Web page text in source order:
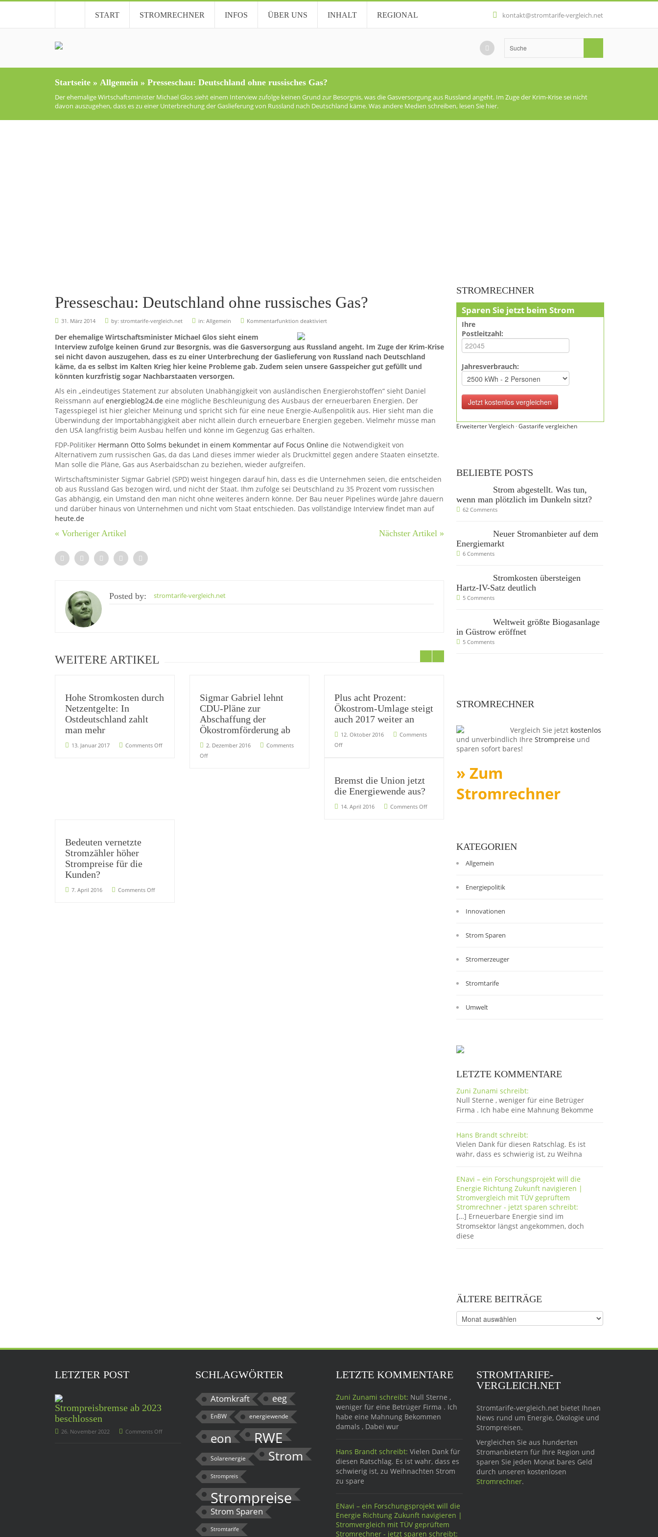
START STROMRECHNER INFOS ÜBER UNS INHALT REGIONAL kontakt@stromtarife-vergleich.net
Startseite » Allgemein » Presseschau: Deutschland ohne russisches Gas?
Der ehemalige Wirtschaftsminister Michael Glos sieht einem Interview zufolge keinen Grund zur Besorgnis, was die Gasversorgung aus Russland angeht. Im Zuge der Krim-Krise sei nicht
davon auszugehen, dass es zu einer Unterbrechung der Gaslieferung von Russland nach Deutschland käme. Was andere Medien schreiben, lesen Sie hier.
Presseschau: Deutschland ohne russisches Gas?
31. März 2014 by: stromtarife-vergleich.net in: Allgemein Kommentarfunktion deaktiviert
Der ehemalige Wirtschaftsminister Michael Glos sieht einem
Interview zufolge keinen Grund zur Besorgnis, was die Gasversorgung aus Russland angeht. Im Zuge der Krim-Krise
sei nicht davon auszugehen, dass es zu einer Unterbrechung der Gaslieferung von Russland nach Deutschland
käme, da es selbst im Kalten Krieg hier keine Probleme gab. Zudem seien unsere Gasspeicher gut gefüllt und
könnten kurzfristig sogar Nachbarstaaten versorgen.
Als ein „eindeutiges Statement zur absoluten Unabhängigkeit von ausländischen Energierohstoffen“ sieht Daniel
Reissmann aufenergieblog24.de eine mögliche Beschleunigung des Ausbaus der erneuerbaren Energien. Der
Tagesspiegel ist hier gleicher Meinung und spricht sich für eine neue Energie-Außenpolitik aus. Hier sieht man die
Überwindung der Importabhängigkeit aber nicht allein durch erneuerbare Energien gegeben. Vielmehr müsse man
den USA langfristig beim Ausbau helfen und könne im Gegenzug Gas erhalten.
FDP-Politiker Hermann Otto Solms bekundet in einem Kommentar auf Focus Online die Notwendigkeit von
Alternativem zum russischen Gas, da das Land dieses immer wieder als Druckmittel gegen andere Staaten einsetzte.
Man solle die Pläne, Gas aus Aserbaidschan zu beziehen, wieder aufgreifen.
Wirtschaftsminister Sigmar Gabriel (SPD) weist hingegen darauf hin, dass es die Unternehmen seien, die entscheiden
ob aus Russland Gas bezogen wird, und nicht der Staat. Ihm zufolge sei Deutschland zu 35 Prozent vom russischen
Gas abhängig, ein Umstand den man nicht ohne weiteres ändern könne. Der Bau neuer Pipelines würde Jahre dauern
und darüber hinaus von Unternehmen und nicht vom Staat entschieden. Das vollständige Interview findet man auf
heute.de
« Vorheriger Artikel Nächster Artikel »
Posted by: stromtarife-vergleich.net
WEITERE ARTIKEL
Hohe Stromkosten durch
Netzentgelte: In
Ostdeutschland zahlt
man mehr
13. Januar 2017 Comments Off
Sigmar Gabriel lehnt
CDU-Pläne zur
Abschaffung der
Ökostromförderung ab
2. Dezember 2016
Comments
Off
Plus acht Prozent:
Ökostrom-Umlage steigt
auch 2017 weiter an
12. Oktober 2016
Comments
Off
Bremst die Union jetzt
die Energiewende aus?
14. April 2016 Comments Off
Bedeuten vernetzte
Stromzähler höher
Strompreise für die
Kunden?
7. April 2016 Comments Off
STROMRECHNER
Sparen Sie jetzt beim Strom
Ihre
Postleitzahl:
Jahresverbrauch:
Erweiterter Vergleich ·Gastarife vergleichen
BELIEBTE POSTS
Strom abgestellt. Was tun,
wenn man plötzlich im Dunkeln sitzt?
62 Comments
Neuer Stromanbieter auf dem
Energiemarkt
6 Comments
Stromkosten übersteigen
Hartz-IV-Satz deutlich
5 Comments
Weltweit größte Biogasanlage
in Güstrow eröffnet
5 Comments
STROMRECHNER
Vergleich Sie jetzt kostenlos
und unverbindlich Ihre Strompreise und
sparen sofort bares!
» Zum
Stromrechner
KATEGORIEN
Allgemein
Energiepolitik
Innovationen
Strom Sparen
Stromerzeuger
Stromtarife
Umwelt
LETZTE KOMMENTARE
Zuni Zunami schreibt:
Null Sterne , weniger für eine Betrüger
Firma . Ich habe eine Mahnung Bekomme
Hans Brandt schreibt:
Vielen Dank für diesen Ratschlag. Es ist
wahr, dass es schwierig ist, zu Weihna
ENavi – ein Forschungsprojekt will die
Energie Richtung Zukunft navigieren |
Stromvergleich mit TÜV geprüftem
Stromrechner - jetzt sparen schreibt:
[…] Erneuerbare Energie sind im
Stromsektor längst angekommen, doch
diese
ÄLTERE BEITRÄGE
Ältere
Beiträge
LETZTER POST
Strompreisbremse ab 2023
beschlossen
26. November 2022 Comments Off
SCHLAGWÖRTER
Atomkraft eeg
EnBW energiewende
eon RWE
Solarenergie Strom
Strompreis
Strompreise
Strom Sparen
Stromtarife
LETZTE KOMMENTARE
Zuni Zunami schreibt: Null Sterne ,
weniger für eine Betrüger Firma . Ich
habe eine Mahnung Bekommen
damals , Dabei wur
Hans Brandt schreibt: Vielen Dank für
diesen Ratschlag. Es ist wahr, dass es
schwierig ist, zu Weihnachten Strom
zu spare
ENavi – ein Forschungsprojekt will die
Energie Richtung Zukunft navigieren |
Stromvergleich mit TÜV geprüftem
Stromrechner - jetzt sparen schreibt:
STROMTARIFE-
VERGLEICH.NET
Stromtarife-vergleich.net bietet Ihnen
News rund um Energie, Ökologie und
Strompreisen.
Vergleichen Sie aus hunderten
Stromanbietern für Ihre Region und
sparen Sie jeden Monat bares Geld
durch unseren kostenlosen
Stromrechner.